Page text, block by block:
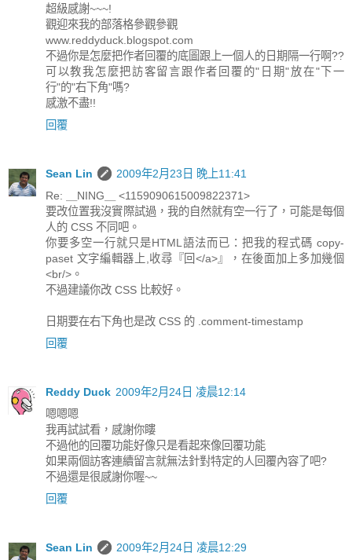
超級感謝~~~!
觀迎來我的部落格參觀參觀
www.reddyduck.blogspot.com
不過你是怎麼把作者回覆的底圖跟上一個人的日期隔一行啊??
可以教我怎麼把訪客留言跟作者回覆的"日期"放在"下一
行"的"右下角"嗎?
感激不盡!!
回覆
Sean Lin
2009年2月23日 晚上11:41
Re: ＿NING＿ <1159090615009822371>
要改位置我沒實際試過，我的自然就有空一行了，可能是每個
人的 CSS 不同吧。
你要多空一行就只是HTML語法而已：把我的程式碼 copy-
paset 文字編輯器上,收尋『回</a>』，在後面加上多加幾個
<br/>。
不過建議你改 CSS 比較好。
日期要在右下角也是改 CSS 的 .comment-timestamp
回覆
Reddy Duck 2009年2月24日 凌晨12:14
嗯嗯嗯
我再試試看，感謝你瞜
不過他的回覆功能好像只是看起來像回覆功能
如果兩個訪客連續留言就無法針對特定的人回覆內容了吧?
不過還是很感謝你喔~~
回覆
Sean Lin
2009年2月24日 凌晨12:29